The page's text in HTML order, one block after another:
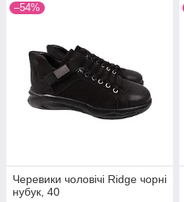
–54%
Черевики чоловічі Ridge чорні
нубук, 40